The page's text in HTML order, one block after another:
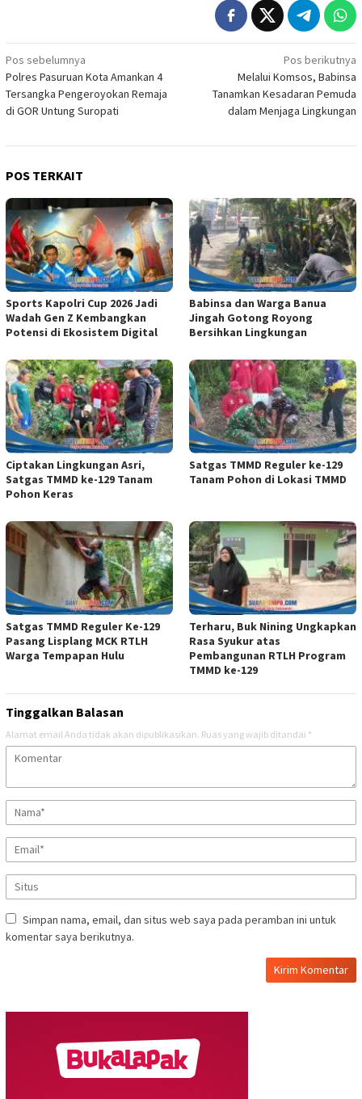
Navigasi
pos
Pos sebelumnya
Polres Pasuruan Kota Amankan 4
Tersangka Pengeroyokan Remaja
di GOR Untung Suropati
Pos berikutnya
Melalui Komsos, Babinsa
Tanamkan Kesadaran Pemuda
dalam Menjaga Lingkungan
POS TERKAIT
Sports Kapolri Cup 2026 Jadi
Wadah Gen Z Kembangkan
Potensi di Ekosistem Digital
Babinsa dan Warga Banua
Jingah Gotong Royong
Bersihkan Lingkungan
Ciptakan Lingkungan Asri,
Satgas TMMD ke-129 Tanam
Pohon Keras
Satgas TMMD Reguler ke-129
Tanam Pohon di Lokasi TMMD
Satgas TMMD Reguler Ke-129
Pasang Lisplang MCK RTLH
Warga Tempapan Hulu
Terharu, Buk Nining Ungkapkan
Rasa Syukur atas
Pembangunan RTLH Program
TMMD ke-129
Tinggalkan Balasan
Alamat email Anda tidak akan dipublikasikan. Ruas yang wajib ditandai *
Simpan nama, email, dan situs web saya pada peramban ini untuk
komentar saya berikutnya.